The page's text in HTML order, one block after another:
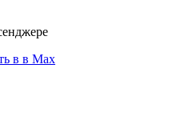
в в Max